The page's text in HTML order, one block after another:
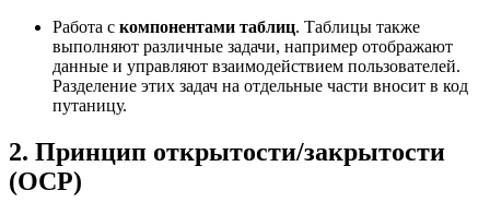
Работа с компонентами таблиц. Таблицы также
выполняют различные задачи, например отображают
данные и управляют взаимодействием пользователей.
Разделение этих задач на отдельные части вносит в код
путаницу.
2. Принцип открытости/закрытости
(OCP)